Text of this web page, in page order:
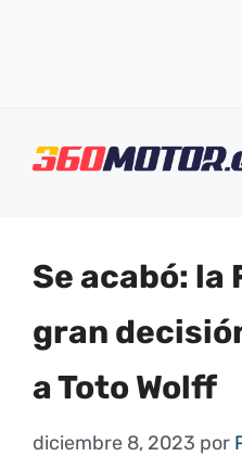
Se acabó: la
gran
a Toto Wolff
diciembre 8, 2023 por